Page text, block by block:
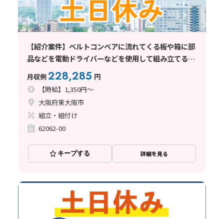
【紹介案件】ベルトコンベアに流れてくる板や箱に部
品などを電動ドライバーなどを使用して組み立てる作
月収例228,285 円
【時給】1,350円～
大阪府東大阪市
組立・組付け
62062-00
キープする 詳細を見る